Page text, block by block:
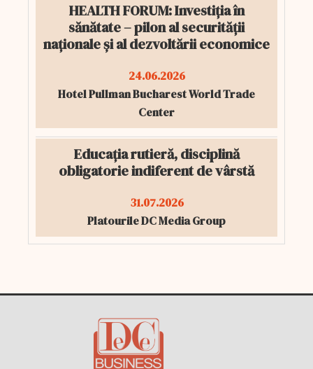
HEALTH FORUM: Investiția în
sănătate – pilon al securității
naționale și al dezvoltării economice
24.06.2026
Hotel Pullman Bucharest World Trade
Center
Educația rutieră, disciplină
obligatorie indiferent de vârstă
31.07.2026
Platourile DC Media Group